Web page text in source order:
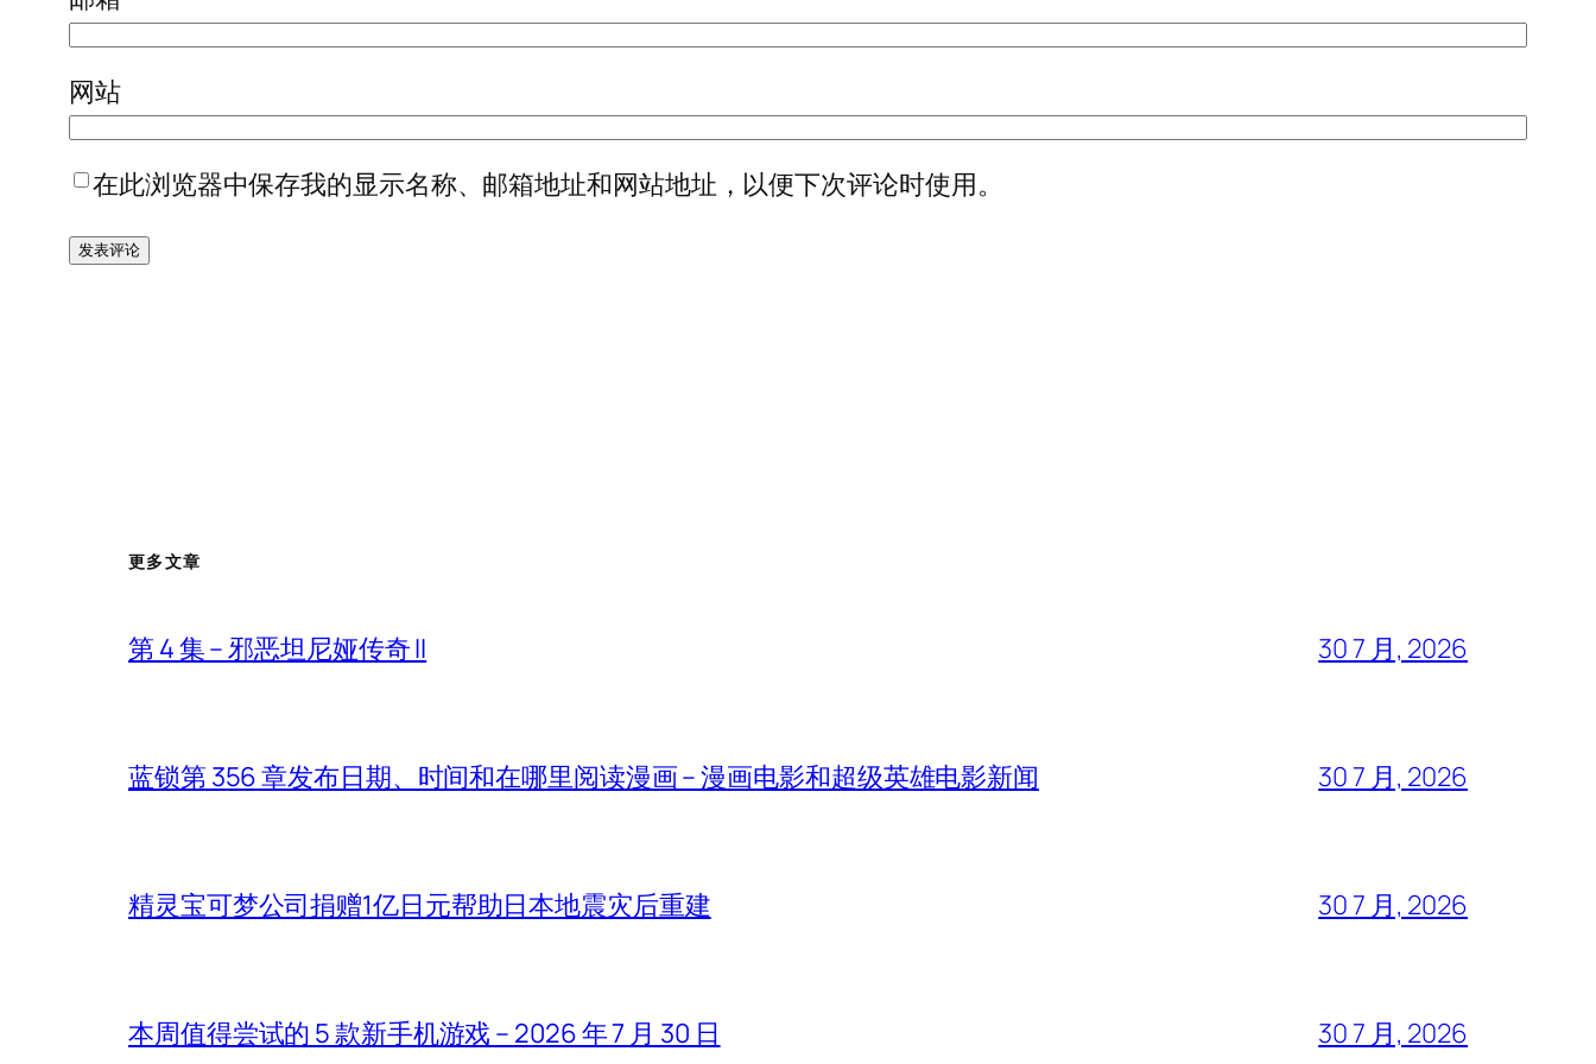
网站
在此浏览器中保存我的显示名称、邮箱地址和网站地址，以便下次评论时使用。
更多文章
第 4 集 – 邪恶坦尼娅传奇 II 30 7 月, 2026
蓝锁第 356 章发布日期、时间和在哪里阅读漫画 – 漫画电影和超级英雄电影新闻 30 7 月, 2026
精灵宝可梦公司捐赠1亿日元帮助日本地震灾后重建 30 7 月, 2026
本周值得尝试的 5 款新手机游戏 – 2026 年 7 月 30 日 30 7 月, 2026